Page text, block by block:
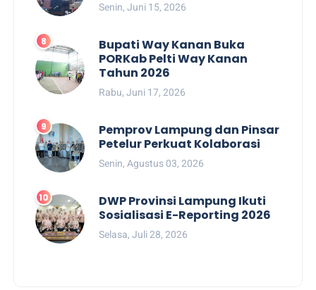
Senin, Juni 15, 2026
Bupati Way Kanan Buka
PORKab Pelti Way Kanan
Tahun 2026
Rabu, Juni 17, 2026
Pemprov Lampung dan Pinsar
Petelur Perkuat Kolaborasi
Senin, Agustus 03, 2026
DWP Provinsi Lampung Ikuti
Sosialisasi E-Reporting 2026
Selasa, Juli 28, 2026